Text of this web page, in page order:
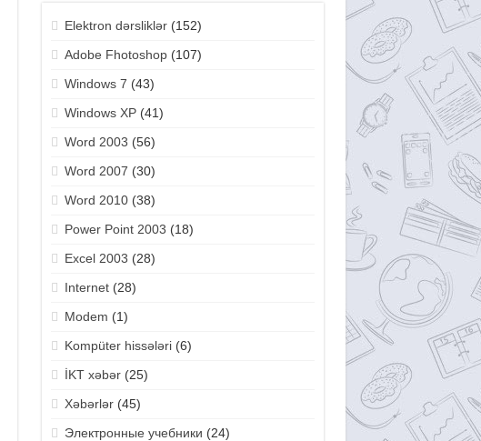
Elektron dərsliklər(152)
Adobe Fhotoshop(107)
Windows 7 (43)
Windows XP(41)
Word 2003 (56)
Word 2007 (30)
Word 2010(38)
Power Point 2003 (18)
Excel 2003 (28)
Internet(28)
Modem (1)
Kompüter hissələri(6)
İKT xəbər(25)
Xəbərlər(45)
Электронные учебники (24)